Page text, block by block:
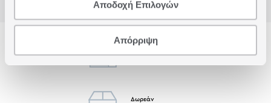
Αποδοχή Επιλογών
Απόρριψη
από κατάστημα
Δωρεάν